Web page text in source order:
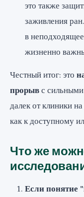
это также
заживления
в
жизненно
Честный итог: это
прорывс
далек от клиники
как к доступному
Что же
Если понятие